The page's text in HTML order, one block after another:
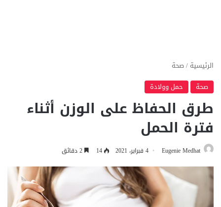
الرئيسية /صحة
صحة
حمل وولادة
طرق الحفاظ على الوزن أثناء
فترة الحمل
Eugenie Medhat 4 فبراير، 2021 14